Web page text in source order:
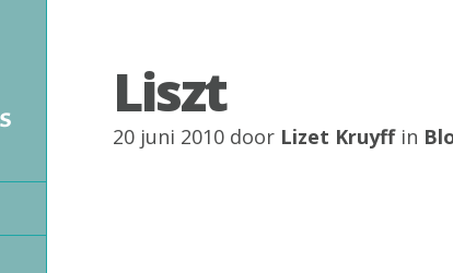
Liszt
20 juni 2010 door Lizet Kruyffin